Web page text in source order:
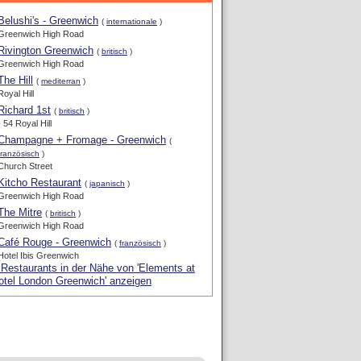
Belushi's - Greenwich ( internationale )
High Road
Rivington Greenwich ( britisch )
High Road
Hill ( mediterran )
Hill
Richard 1st ( britisch )
54 Royal Hill
+ Fromage - Greenwich (
)
Street
Kitcho Restaurant ( japanisch )
High Road
Mitre ( britisch )
High Road
Rouge - Greenwich ( französisch )
Ibis Greenwich
in der Nähe von 'Elements at
London Greenwich' anzeigen